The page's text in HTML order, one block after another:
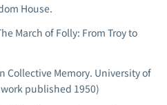
House.
March of Folly: From Troy to
Collective Memory. University of
published 1950)